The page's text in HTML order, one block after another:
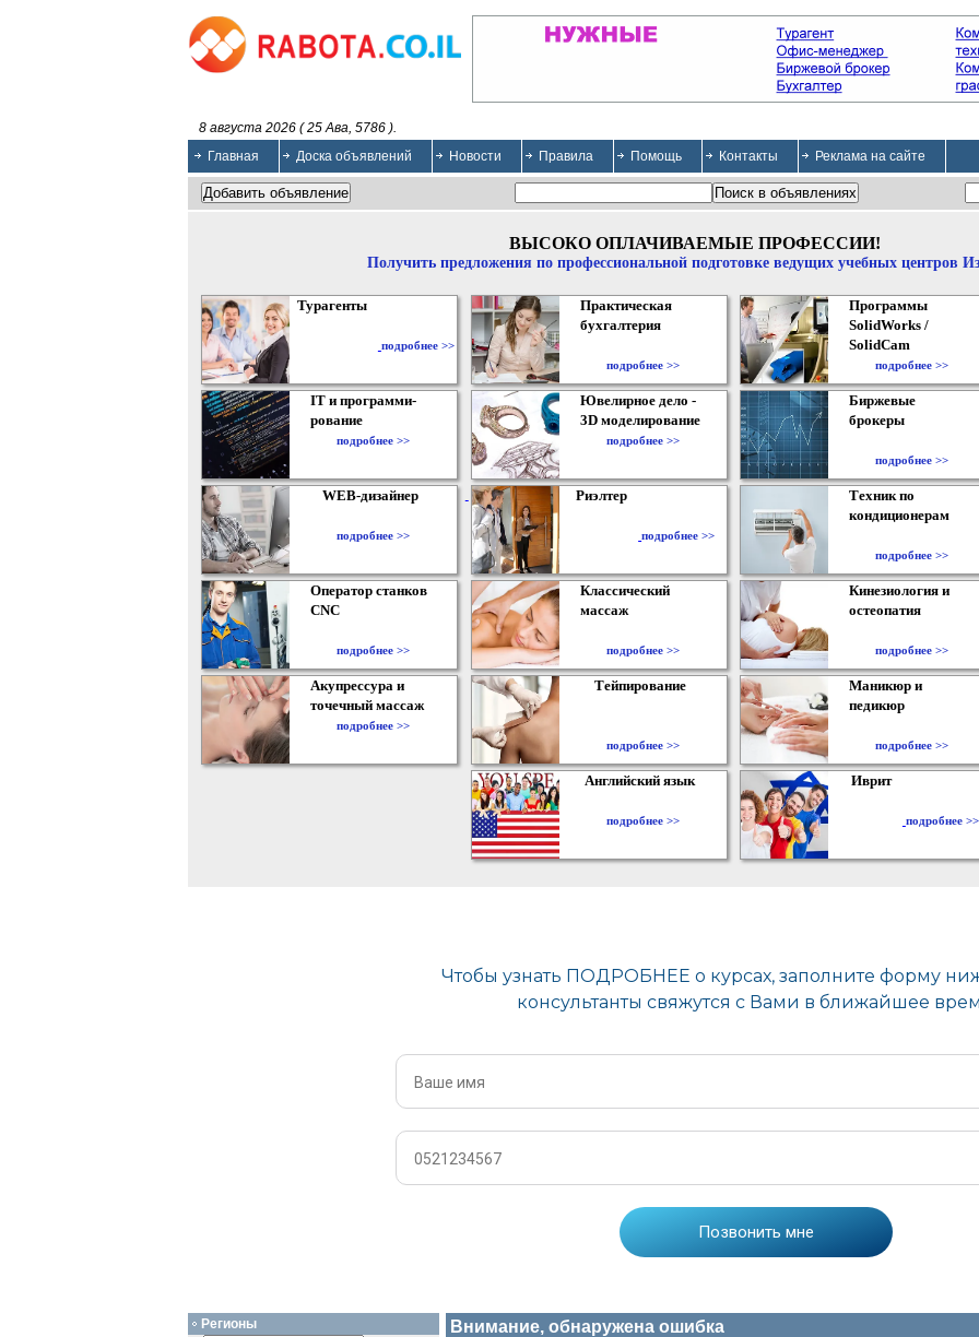
8 августа 2026 ( 25 Ава, 5786 ).
Главная
Доска объявлений Новости Правила Помощь Контакты Реклама на сайте
ВЫСОКО ОПЛАЧИВАЕМЫЕ ПРОФЕССИИ!
Получить предложения по профессиональной подготовке ведущих учебных центров
Турагенты
подробнее >>
Практическая
бухгалтерия
подробнее >>
Программы
SolidWorks /
SolidCam
подробнее >>
IT и программи-
рование
подробнее >>
Ювелирное дело -
3D моделирование
подробнее >>
Биржевые
брокеры
подробнее >>
WEB-дизайнер
подробнее >>
Риэлтер
подробнее >>
Техник по
кондиционерам
подробнее >>
Оператор станков
CNC
подробнее >>
Классический
массаж
подробнее >>
Кинезиология и
остеопатия
подробнее >>
Акупрессура и
точечный массаж
подробнее >>
Тейпирование
подробнее >>
Маникюр и
педикюр
подробнее >>
Английский язык
подробнее >>
Иврит
подробнее >>
Внимание, обнаружена ошибка
Регионы